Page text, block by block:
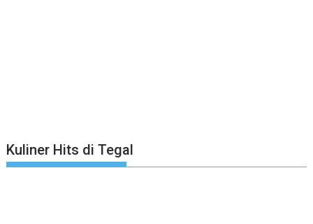
Kuliner Hits di Tegal